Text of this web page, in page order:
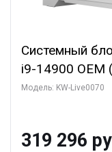
Системный
i9-14900 OEM
C24 16EC/
GDDR7
Модель: KW-Live0070
319 296